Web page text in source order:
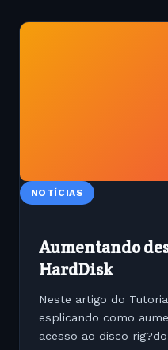
NOTÍCIAS
Aumentando
HardDisk
Neste artigo do
esplicando como
acesso ao disco